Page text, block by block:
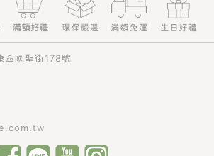
區國聖街178號